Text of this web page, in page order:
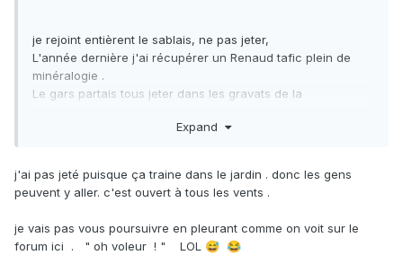
je rejoint entièrent le sablais, ne pas jeter,
L'année dernière j'ai récupérer un Renaud tafic plein de
minéralogie .
Le gars partais tous jeter dans les gravats de la
Un mélange minéraux France et Europe avec quelques
moitié.
Mais dans le reste il y avais pas mal de choses
J'ai donc fait un gros trie,
De se trie une grosse caisse en est resorti ,
Expand
j'ai pas jeté puisque ça traine dans le jardin . donc les gens
peuvent y aller. c'est ouvert à tous les vents .
je vais pas vous poursuivre en pleurant comme on voit sur le
forum ici . " oh voleur ! " LOL 😅 😂